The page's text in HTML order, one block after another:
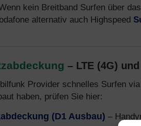
kein Breitband Surfen über
alternativ auch Highspeed
– LTE (4G)
Provider schnelles Surfen
haben, prüfen Sie hier:
(D1 Ausbau) –